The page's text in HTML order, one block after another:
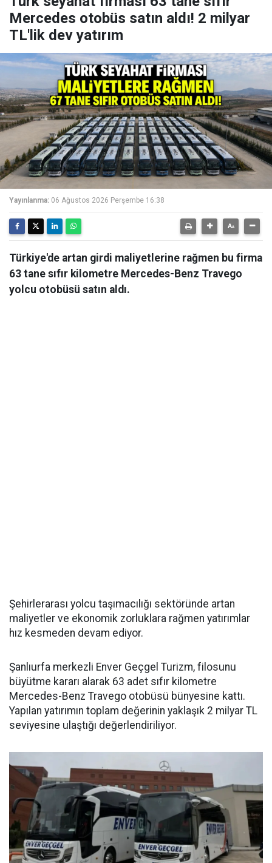
Mercedes otobüs satın aldı! 2 milyar
TL'lik dev yatırım
Yayınlanma: 06 Ağustos 2026 Perşembe 16:38
Türkiye'de artan girdi maliyetlerine rağmen bu firma
63 tane sıfır kilometre Mercedes-Benz Travego
yolcu otobüsü satın aldı.
Şehirlerarası yolcu taşımacılığı sektöründe artan
maliyetler ve ekonomik zorluklara rağmen yatırımlar
hız kesmeden devam ediyor.
Şanlıurfa merkezli Enver Geçgel Turizm, filosunu
büyütme kararı alarak 63 adet sıfır kilometre
Mercedes-Benz Travego otobüsü bünyesine kattı.
Yapılan yatırımın toplam değerinin yaklaşık 2 milyar TL
seviyesine ulaştığı değerlendiriliyor.